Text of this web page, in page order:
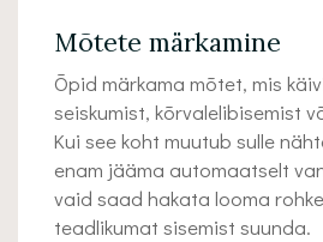
Mõtete märkamine
Õpid märkama mõtet, mis
seiskumist, kõrvalelibisemist
Kui see koht muutub sulle
enam jääma automaatselt
vaid saad hakata looma
teadlikumat sisemist suunda.